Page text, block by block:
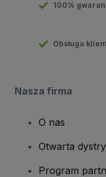
100%
Obsługa
Nasza firma
O nas
Otwarta
Program